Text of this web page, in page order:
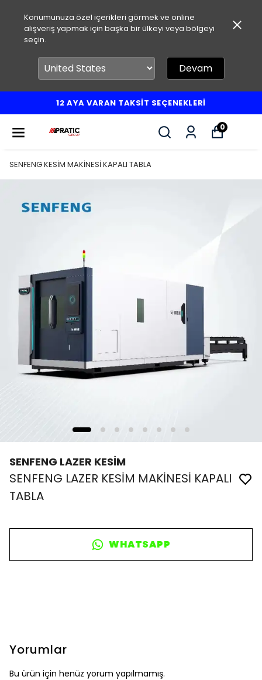
Konumunuza özel içerikleri görmek ve online
alışveriş yapmak için başka bir ülkeyi veya bölgeyi
seçin.
Devam
12 AYA VARAN TAKSİT SEÇENEKLERİ
0
SENFENG KESİM MAKİNESİ KAPALI TABLA
SENFENG LAZER KESİM
SENFENG LAZER KESİM MAKİNESİ KAPALI
TABLA
WHATSAPP
Yorumlar
Bu ürün için henüz yorum yapılmamış.